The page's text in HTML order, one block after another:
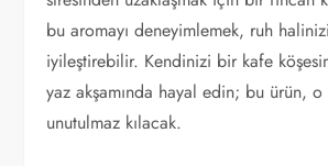
bu aromayı deneyimlemek, ruh
iyileştirebilir. Kendinizi bir kafe
yaz akşamında hayal edin; bu ürün, o
unutulmaz kılacak.